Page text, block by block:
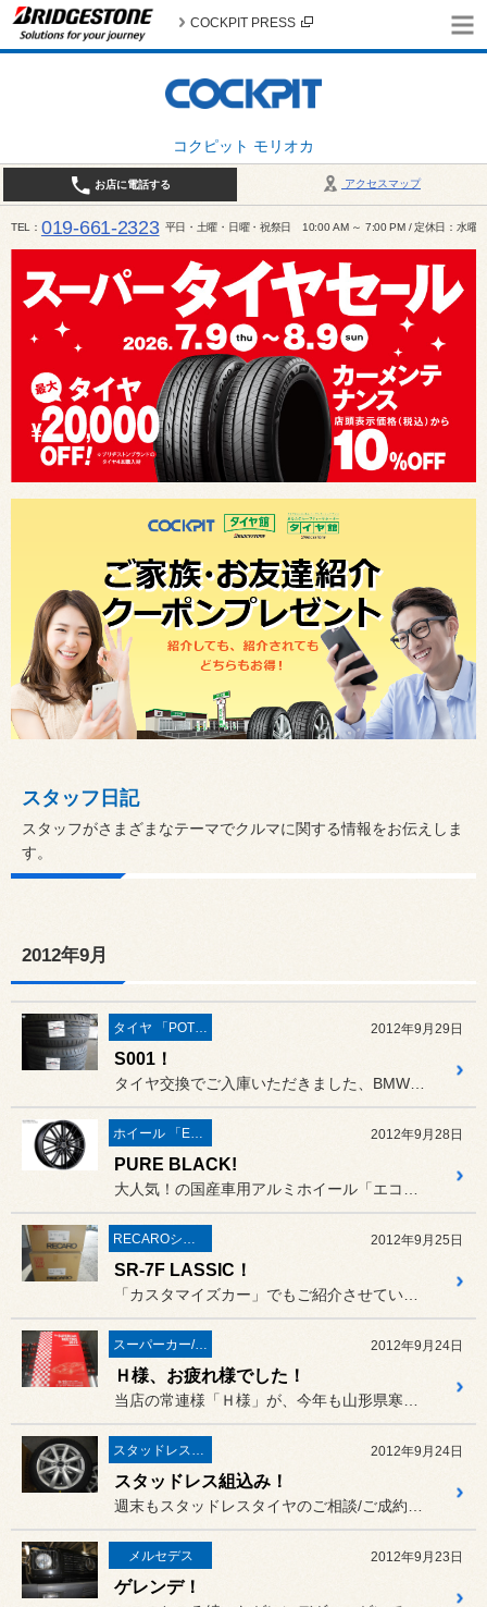
コクピット モリオカ
COCKPIT PRESS
アクセスマップ
お店に電話する
TEL 019-661-2323 平日・土曜・日曜・祝祭日 10:00 AM ～ 7:00 PM / 定休日：水曜
スタッフ日記
スタッフがさまざまなテーマでクルマに関する情報をお伝えしま
す。
2012年9月
タイヤ 「POTENZA」 2012年9月29日
S001！
ホイール 「ECOFORME」 2012年9月28日
PURE BLACK!
RECAROシート 2012年9月25日
SR-7F LASSIC！
スーパーカー/スーパースポーツ/ヴィンテージカー 2012年9月24日
Ｈ様、お疲れ様でした！
スタッドレスタイヤ 「BLIZZAK」 2012年9月24日
スタッドレス組込み！
メルセデス 2012年9月23日
ゲレンデ！